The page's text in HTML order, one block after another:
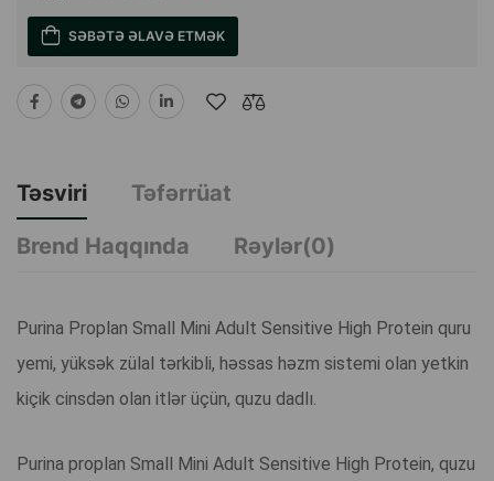
SƏBƏTƏ ƏLAVƏ ETMƏK
Təsviri
Təfərrüat
Brend Haqqında
Rəylər(0)
Purina Proplan Small Mini Adult Sensitive High Protein quru
yemi, yüksək zülal tərkibli, həssas həzm sistemi olan yetkin
kiçik cinsdən olan itlər üçün, quzu dadlı.
Purina proplan Small Mini Adult Sensitive High Protein, quzu